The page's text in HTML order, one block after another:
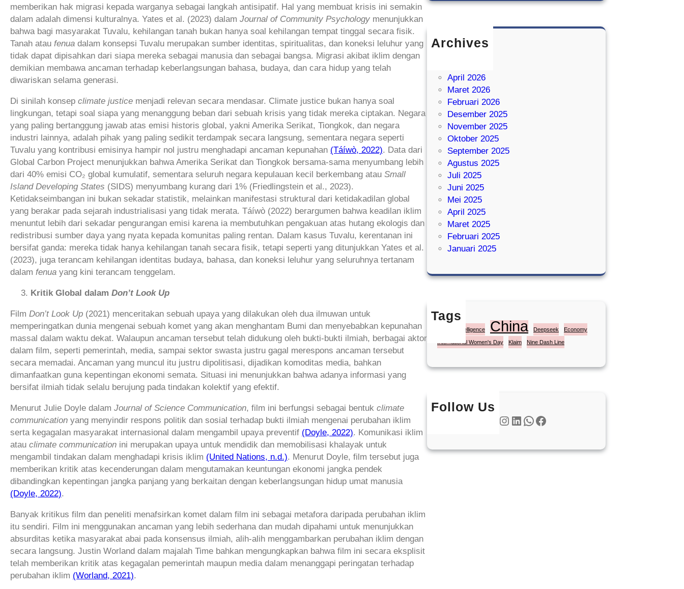
memberikan hak migrasi kepada warganya sebagai langkah antisipatif. Hal yang membuat krisis ini semakin
dalam adalah dimensi kulturalnya. Yates et al. (2023) dalam Journal of Community Psychology menunjukkan
bahwa bagi masyarakat Tuvalu, kehilangan tanah bukan hanya soal kehilangan tempat tinggal secara fisik.
Tanah atau fenua dalam konsepsi Tuvalu merupakan sumber identitas, spiritualitas, dan koneksi leluhur yang
tidak dapat dipisahkan dari siapa mereka sebagai manusia dan sebagai bangsa. Migrasi akibat iklim dengan
demikian membawa ancaman terhadap keberlangsungan bahasa, budaya, dan cara hidup yang telah
diwariskan selama generasi.
Di sinilah konsep climate justice menjadi relevan secara mendasar. Climate justice bukan hanya soal
lingkungan, tetapi soal siapa yang menanggung beban dari sebuah krisis yang tidak mereka ciptakan. Negara
yang paling bertanggung jawab atas emisi historis global, yakni Amerika Serikat, Tiongkok, dan negara
industri lainnya, adalah pihak yang paling sedikit terdampak secara langsung, sementara negara seperti
Tuvalu yang kontribusi emisinya hampir nol justru menghadapi ancaman kepunahan (Táíwò, 2022). Data dari
Global Carbon Project menunjukkan bahwa Amerika Serikat dan Tiongkok bersama-sama menyumbang lebih
dari 40% emisi CO₂ global kumulatif, sementara seluruh negara kepulauan kecil berkembang atau Small
Island Developing States (SIDS) menyumbang kurang dari 1% (Friedlingstein et al., 2023).
Ketidakseimbangan ini bukan sekadar statistik, melainkan manifestasi struktural dari ketidakadilan global
yang berakar pada sejarah industrialisasi yang tidak merata. Táíwò (2022) berargumen bahwa keadilan iklim
menuntut lebih dari sekadar pengurangan emisi karena ia membutuhkan pengakuan atas hutang ekologis dan
redistribusi sumber daya yang nyata kepada komunitas paling rentan. Dalam kasus Tuvalu, kerentanan ini
bersifat ganda: mereka tidak hanya kehilangan tanah secara fisik, tetapi seperti yang ditunjukkan Yates et al.
(2023), juga terancam kehilangan identitas budaya, bahasa, dan koneksi leluhur yang seluruhnya tertanam
dalam fenua yang kini terancam tenggelam.
Kritik Global dalam Don’t Look Up
Film Don’t Look Up (2021) menceritakan sebuah upaya yang dilakukan oleh dua ilmuwan untuk
memperingatkan dunia mengenai sebuah komet yang akan menghantam Bumi dan menyebabkan kepunahan
massal dalam waktu dekat. Walaupun ancaman tersebut telah didukung oleh bukti-bukti ilmiah, berbagai aktor
dalam film, seperti pemerintah, media, sampai sektor swasta justru gagal merespons ancaman tersebut
secara memadai. Ancaman yang muncul itu justru dipolitisasi, dijadikan komoditas media, bahkan
dimanfaatkan guna kepentingan ekonomi semata. Situasi ini menunjukkan bahwa adanya informasi yang
bersifat ilmiah tidak selalu berujung pada tindakan kolektif yang efektif.
Menurut Julie Doyle dalam Journal of Science Communication, film ini berfungsi sebagai bentuk climate
communication yang menyindir respons politik dan sosial terhadap bukti ilmiah mengenai perubahan iklim
serta kegagalan masyarakat internasional dalam mengambil upaya preventif (Doyle, 2022). Komunikasi iklim
atau climate communication ini merupakan upaya untuk mendidik dan memobilisasi khalayak untuk
mengambil tindakan dalam menghadapi krisis iklim (United Nations, n.d.). Menurut Doyle, film tersebut juga
memberikan kritik atas kecenderungan dalam mengutamakan keuntungan ekonomi jangka pendek
dibandingkan kepentingan jangka panjang yang berkaitan dengan keberlangsungan hidup umat manusia
(Doyle, 2022).
Banyak kritikus film dan peneliti menafsirkan komet dalam film ini sebagai metafora daripada perubahan iklim
itu sendiri. Film ini menggunakan ancaman yang lebih sederhana dan mudah dipahami untuk menunjukkan
absurditas ketika masyarakat abai pada konsensus ilmiah, alih-alih menggambarkan perubahan iklim dengan
secara langsung. Justin Worland dalam majalah Time bahkan mengungkapkan bahwa film ini secara eksplisit
telah memberikan kritik atas kegagalan pemerintah maupun media dalam menanggapi peringatan terhadap
perubahan iklim (Worland, 2021).
Archives
April 2026
Maret 2026
Februari 2026
Desember 2025
November 2025
Oktober 2025
September 2025
Agustus 2025
Juli 2025
Juni 2025
Mei 2025
April 2025
Maret 2025
Februari 2025
Januari 2025
Tags
Artificial Intelligence China Deepseek Economy
International Women's Day Klaim Nine Dash Line
Follow Us
Instagram LinkedIn WhatsApp Facebook